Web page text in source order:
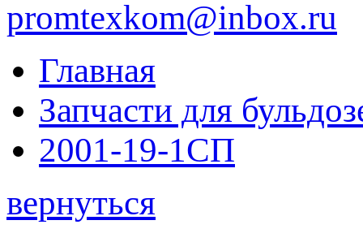
promtexkom@inbox.ru
Главная
Запчасти для
2001-19-1СП
вернуться